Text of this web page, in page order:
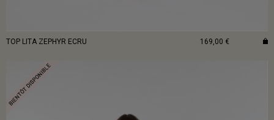
TOP LITA ZEPHYR ECRU 169,00 €